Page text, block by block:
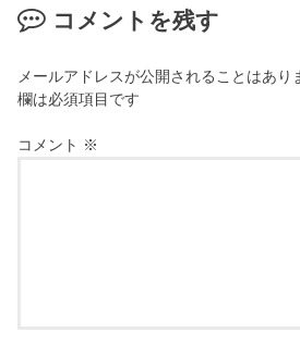
コメントを残す
メールアドレスが公開されることはあり
欄は必須項目です
コメント ※